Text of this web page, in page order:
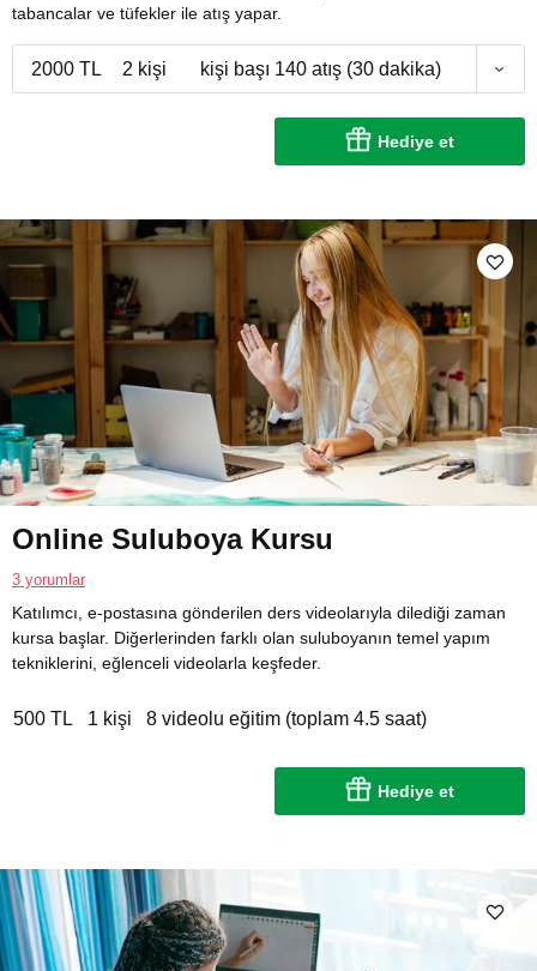
tabancalar ve tüfekler ile atış yapar.
2000 TL 2 kişi kişi başı 140 atış (30 dakika)
Hediye et
Online Suluboya Kursu
3 yorumlar
Katılımcı, e-postasına gönderilen ders videolarıyla dilediği zaman
kursa başlar. Diğerlerinden farklı olan suluboyanın temel yapım
tekniklerini, eğlenceli videolarla keşfeder.
500 TL 1 kişi 8 videolu eğitim (toplam 4.5 saat)
Hediye et